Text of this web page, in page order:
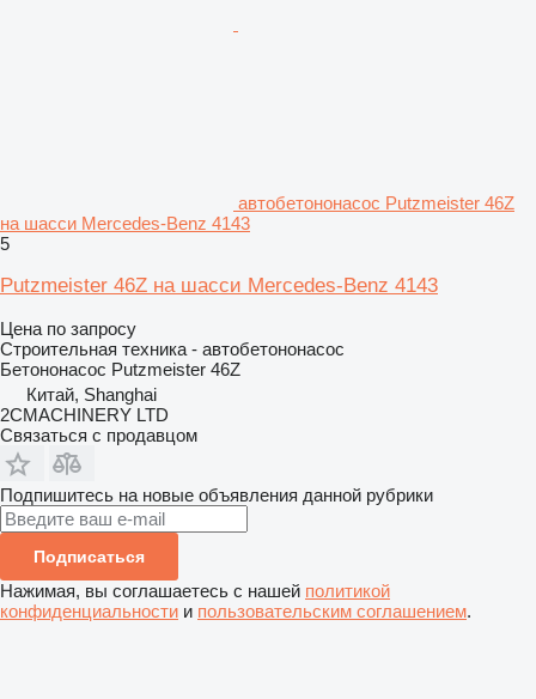
автобетононасос Putzmeister 46Z
на шасси Mercedes-Benz 4143
5
Putzmeister 46Z на шасси Mercedes-Benz 4143
Цена по запросу
Строительная техника - автобетононасос
Бетононасос Putzmeister 46Z
Китай, Shanghai
2CMACHINERY LTD
Связаться с продавцом
Подпишитесь на новые объявления данной рубрики
Подписаться
Нажимая, вы соглашаетесь с нашей политикой
конфиденциальности и пользовательским соглашением.